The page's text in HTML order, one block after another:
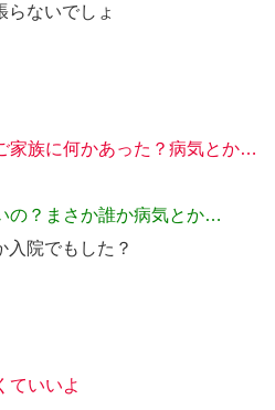
らないでしょ
家族に何かあった？病気とか…
の？まさか誰か病気とか…
入院でもした？
ていいよ